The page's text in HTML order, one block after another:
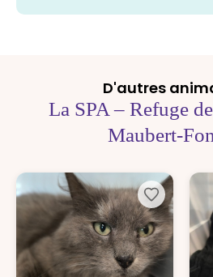
D'autres
La SPA – Refuge
Maubert-